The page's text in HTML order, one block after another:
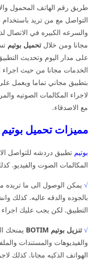
طريق رقم الهاتف المحمول
التواصل مع من تريد
والسرعه الكبيره في الاتصال
مجانا ومن خلال تحميل بوتيم
على مدار اليوم وتحديث
الخدمات مجانا من حيث اجراء
بتطبيق مجاني تماما ويعمل
لاجراء المكالمات الصوتيه
مع الاصدقاء.
مميزات تحميل بوتيم 2025 اخر اصدار بوتيم مهكر
بوتيم تطبيق دردشه للتواصل
المكالمات الصوت والفيديو.
√ يمكن الوصول الى ما تريده
بالجوده والدقه عاليه. كذلك
التطبيق. لكن يجب عليك اجراء
√ تنزيل بوتيم BOTIM
يمنحك
والفيديوهات والمستندات
الهواتف الذكيه مجانا. كذلك